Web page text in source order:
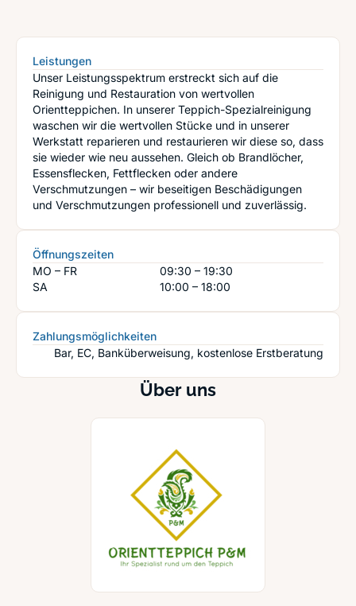
Über uns
Leistungen
Unser Leistungsspektrum erstreckt sich auf die
Reinigung und Restauration von wertvollen
Orientteppichen. In unserer Teppich-Spezialreinigung
waschen wir die wertvollen Stücke und in unserer
Werkstatt reparieren und restaurieren wir diese so, dass
sie wieder wie neu aussehen. Gleich ob Brandlöcher,
Essensflecken, Fettflecken oder andere
Verschmutzungen – wir beseitigen Beschädigungen
und Verschmutzungen professionell und zuverlässig.
Öffnungszeiten
MO – FR
09:30 – 19:30
SA
10:00 – 18:00
Zahlungsmöglichkeiten
Bar, EC, Banküberweisung, kostenlose Erstberatung